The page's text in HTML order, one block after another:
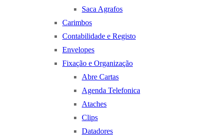
Saca Agrafos
Carimbos
Contabilidade e Registo
Envelopes
Fixação e Organização
Abre Cartas
Agenda Telefonica
Ataches
Clips
Datadores